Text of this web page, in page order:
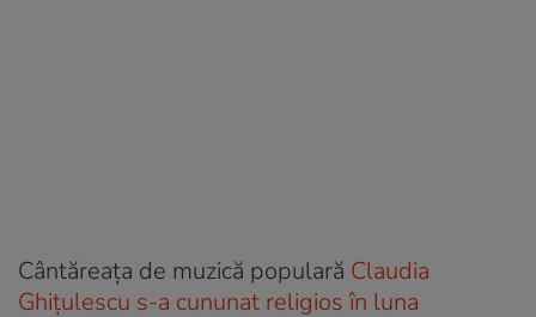
Cântăreața de muzică populară Claudia
Ghițulescu s-a cununat religios în luna